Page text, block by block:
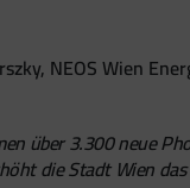
NEOS Wien
über 3.300 neue
die Stadt Wien